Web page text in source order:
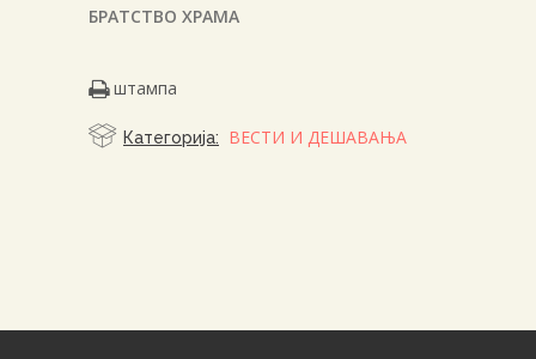
БРАТСТВО ХРАМА
штампа
Категорија: ВЕСТИ И ДЕШАВАЊА